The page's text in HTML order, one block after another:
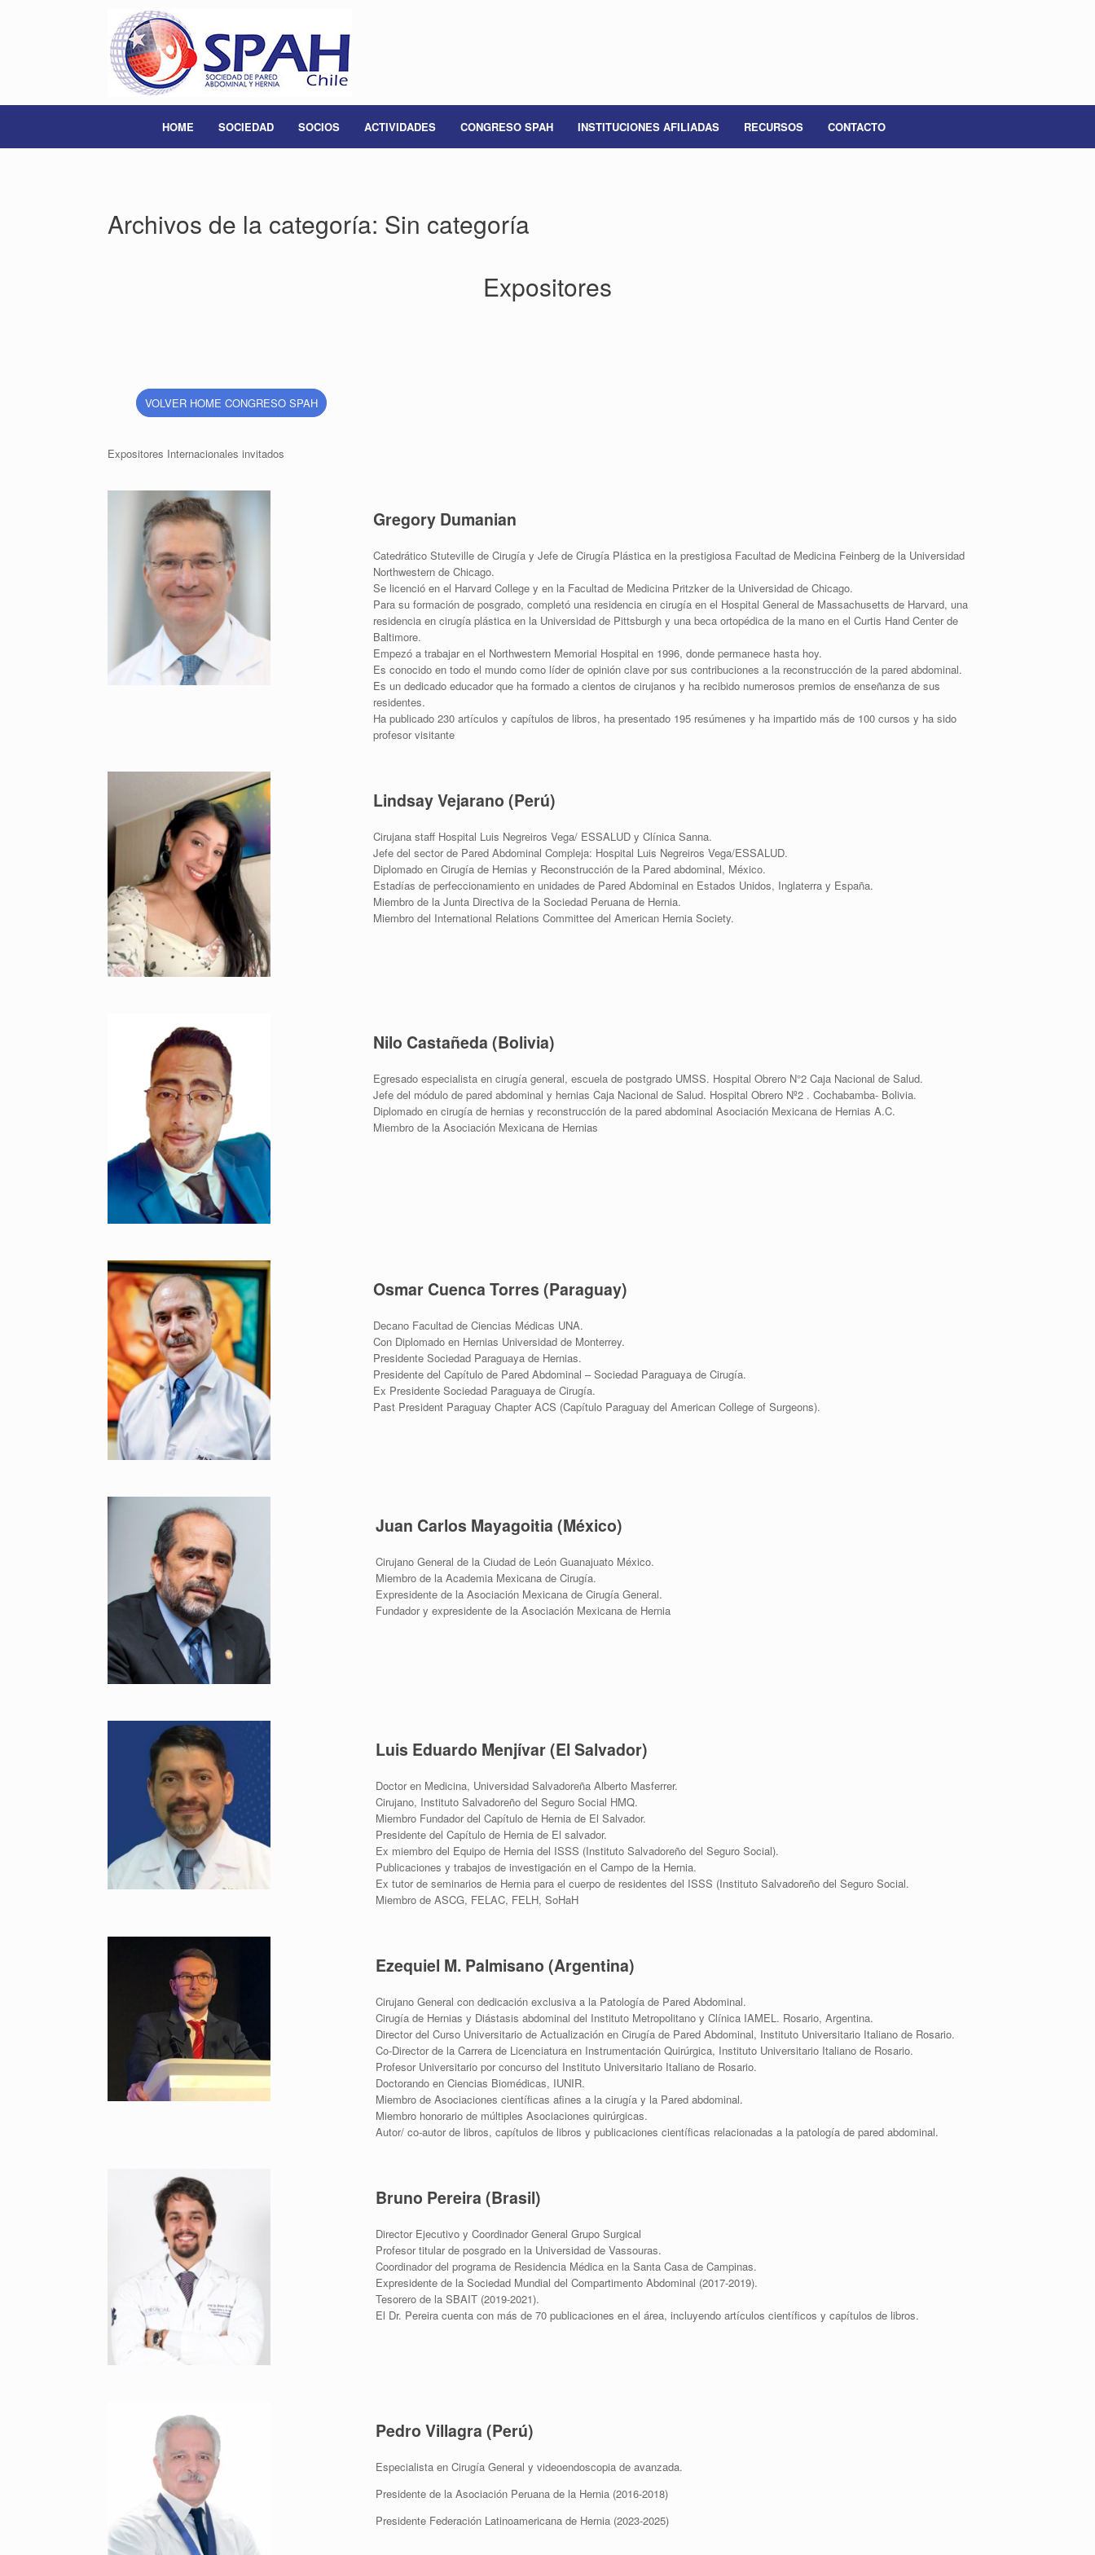
HOME SOCIEDAD SOCIOS ACTIVIDADES CONGRESO SPAH INSTITUCIONES AFILIADAS RECURSOS CONTACTO
Archivos de la categoría: Sin categoría
Expositores
VOLVER HOME CONGRESO SPAH
Expositores Internacionales invitados
Gregory Dumanian
Catedrático Stuteville de Cirugía y Jefe de Cirugía Plástica en la prestigiosa Facultad de Medicina Feinberg de la Universidad
Northwestern de Chicago.
Se licenció en el Harvard College y en la Facultad de Medicina Pritzker de la Universidad de Chicago.
Para su formación de posgrado, completó una residencia en cirugía en el Hospital General de Massachusetts de Harvard, una
residencia en cirugía plástica en la Universidad de Pittsburgh y una beca ortopédica de la mano en el Curtis Hand Center de
Baltimore.
Empezó a trabajar en el Northwestern Memorial Hospital en 1996, donde permanece hasta hoy.
Es conocido en todo el mundo como líder de opinión clave por sus contribuciones a la reconstrucción de la pared abdominal.
Es un dedicado educador que ha formado a cientos de cirujanos y ha recibido numerosos premios de enseñanza de sus
residentes.
Ha publicado 230 artículos y capítulos de libros, ha presentado 195 resúmenes y ha impartido más de 100 cursos y ha sido
profesor visitante
Lindsay Vejarano (Perú)
Cirujana staff Hospital Luis Negreiros Vega/ ESSALUD y Clínica Sanna.
Jefe del sector de Pared Abdominal Compleja: Hospital Luis Negreiros Vega/ESSALUD.
Diplomado en Cirugía de Hernias y Reconstrucción de la Pared abdominal, México.
Estadías de perfeccionamiento en unidades de Pared Abdominal en Estados Unidos, Inglaterra y España.
Miembro de la Junta Directiva de la Sociedad Peruana de Hernia.
Miembro del International Relations Committee del American Hernia Society.
Nilo Castañeda (Bolivia)
Egresado especialista en cirugía general, escuela de postgrado UMSS. Hospital Obrero N°2 Caja Nacional de Salud.
Jefe del módulo de pared abdominal y hernias Caja Nacional de Salud. Hospital Obrero Nº2 . Cochabamba- Bolivia.
Diplomado en cirugía de hernias y reconstrucción de la pared abdominal Asociación Mexicana de Hernias A.C.
Miembro de la Asociación Mexicana de Hernias
Osmar Cuenca Torres (Paraguay)
Decano Facultad de Ciencias Médicas UNA.
Con Diplomado en Hernias Universidad de Monterrey.
Presidente Sociedad Paraguaya de Hernias.
Presidente del Capítulo de Pared Abdominal – Sociedad Paraguaya de Cirugía.
Ex Presidente Sociedad Paraguaya de Cirugía.
Past President Paraguay Chapter ACS (Capítulo Paraguay del American College of Surgeons).
Juan Carlos Mayagoitia (México)
Cirujano General de la Ciudad de León Guanajuato México.
Miembro de la Academia Mexicana de Cirugía.
Expresidente de la Asociación Mexicana de Cirugía General.
Fundador y expresidente de la Asociación Mexicana de Hernia
Luis Eduardo Menjívar (El Salvador)
Doctor en Medicina, Universidad Salvadoreña Alberto Masferrer.
Cirujano, Instituto Salvadoreño del Seguro Social HMQ.
Miembro Fundador del Capítulo de Hernia de El Salvador.
Presidente del Capítulo de Hernia de El salvador.
Ex miembro del Equipo de Hernia del ISSS (Instituto Salvadoreño del Seguro Social).
Publicaciones y trabajos de investigación en el Campo de la Hernia.
Ex tutor de seminarios de Hernia para el cuerpo de residentes del ISSS (Instituto Salvadoreño del Seguro Social.
Miembro de ASCG, FELAC, FELH, SoHaH
Ezequiel M. Palmisano (Argentina)
Cirujano General con dedicación exclusiva a la Patología de Pared Abdominal.
Cirugía de Hernias y Diástasis abdominal del Instituto Metropolitano y Clínica IAMEL. Rosario, Argentina.
Director del Curso Universitario de Actualización en Cirugía de Pared Abdominal, Instituto Universitario Italiano de Rosario.
Co-Director de la Carrera de Licenciatura en Instrumentación Quirúrgica, Instituto Universitario Italiano de Rosario.
Profesor Universitario por concurso del Instituto Universitario Italiano de Rosario.
Doctorando en Ciencias Biomédicas, IUNIR.
Miembro de Asociaciones científicas afines a la cirugía y la Pared abdominal.
Miembro honorario de múltiples Asociaciones quirúrgicas.
Autor/ co-autor de libros, capítulos de libros y publicaciones científicas relacionadas a la patología de pared abdominal.
Bruno Pereira (Brasil)
Director Ejecutivo y Coordinador General Grupo Surgical
Profesor titular de posgrado en la Universidad de Vassouras.
Coordinador del programa de Residencia Médica en la Santa Casa de Campinas.
Expresidente de la Sociedad Mundial del Compartimento Abdominal (2017-2019).
Tesorero de la SBAIT (2019-2021).
El Dr. Pereira cuenta con más de 70 publicaciones en el área, incluyendo artículos científicos y capítulos de libros.
Pedro Villagra (Perú)
Especialista en Cirugía General y videoendoscopia de avanzada.
Presidente de la Asociación Peruana de la Hernia (2016-2018)
Presidente Federación Latinoamericana de Hernia (2023-2025)